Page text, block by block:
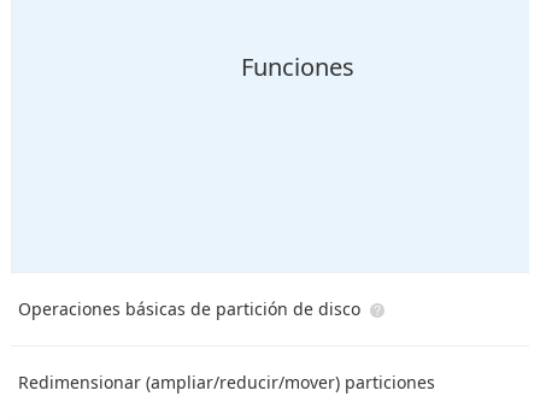
Funciones
Operaciones básicas de partición de disco
Redimensionar (ampliar/reducir/mover) particiones